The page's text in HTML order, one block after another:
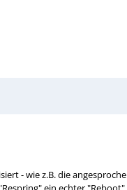
- wie z.B. die